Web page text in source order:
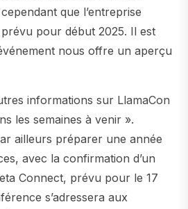
que l’entreprise
pour début 2025. Il est
nous offre un aperçu
informations sur LlamaCon
les semaines à venir ».
ailleurs préparer une année
avec la confirmation d’un
Connect, prévu pour le 17
s’adressera aux